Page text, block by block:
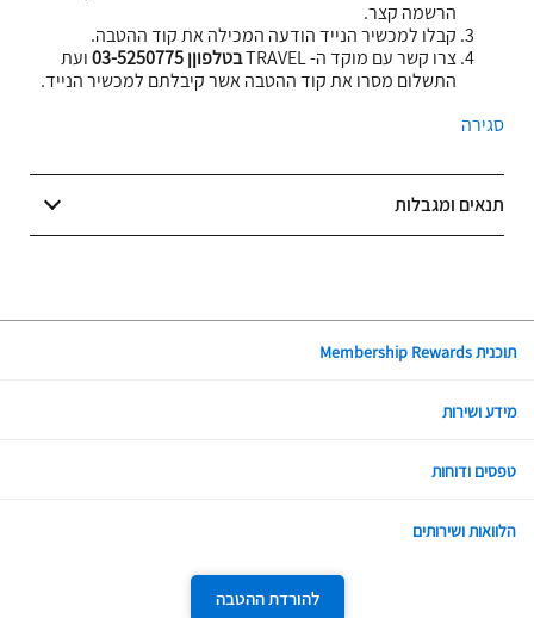
להורדת ההטבה
הרשמה קצר.
קבלו למכשיר הנייד הודעה המכילה את קוד ההטבה.
צרו קשר עם מוקד ה- TRAVEL
בטלפוןן 03-5250775
ועת
התשלום מסרו את קוד ההטבה אשר קיבלתם למכשיר הנייד.
סגירה
תנאים ומגבלות
תוכנית Membership Rewards
מידע ושירות
טפסים ודוחות
הלוואות ושירותים
כתובת: בית ישראכרט, בני ברק, רחוב בר כוכבא 12